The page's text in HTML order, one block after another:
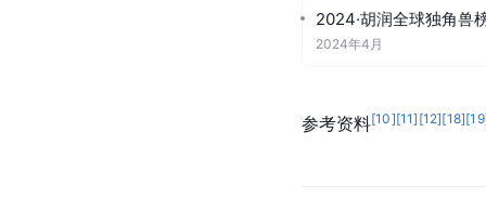
2024·胡润全球独角兽
2024年4月
参考资料[10][11] [12][18][19